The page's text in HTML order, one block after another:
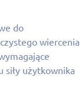
do
wiercenia
siły użytkownika